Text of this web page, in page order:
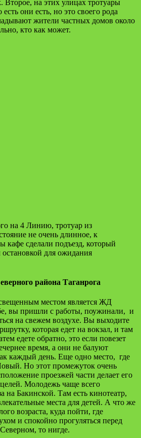
Второе, на этих улицах тротуары
они есть, но это своего рода
жители частных домов около
кто как может.
на 4 Линию, тротуар из
не очень длинное, к
кафе сделали подъезд, который
остановкой для ожидания
района Таганрога
местом является ЖД
вы пришли с работы, поужинали, и
на свежем воздухе. Вы выходите
которая едет на вокзал, и там
едете обратно, это если повезет
время, а они не балуют
каждый день. Еще одно место, где
Но этот промежуток очень
проезжей части делает его
Молодежь чаще всего
на Бакинской. Там есть кинотеатр,
места для детей. А что же
возраста, куда пойти, где
и спокойно прогуляться перед
то нигде.